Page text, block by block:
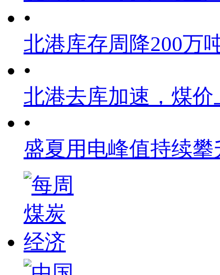
•
北港库存周降200万
•
北港去库加速，煤
•
盛夏用电峰值持续